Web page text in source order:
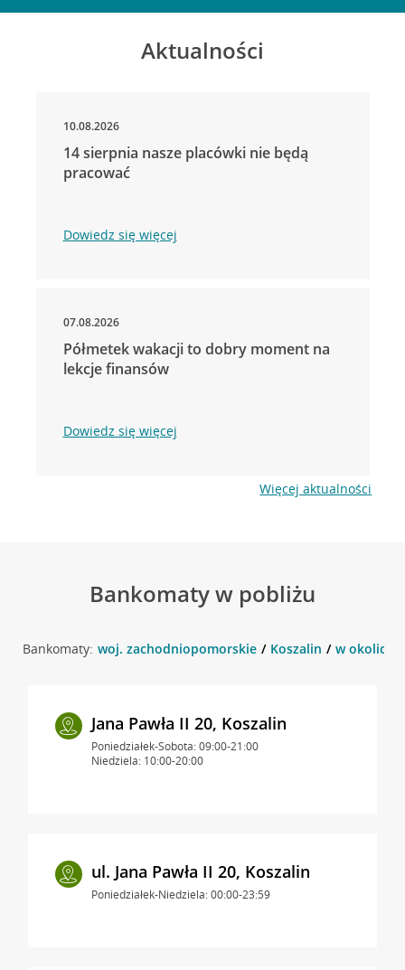
Aktualności
10.08.2026
14 sierpnia nasze placówki nie będą
pracować
Dowiedz się więcej
07.08.2026
Półmetek wakacji to dobry moment na
lekcje finansów
Dowiedz się więcej
Więcej aktualności
Bankomaty w pobliżu
Bankomaty: woj. zachodniopomorskie Koszalin w okolicy
Jana Pawła II 20, Koszalin
Poniedziałek-Sobota: 09:00-21:00
Niedziela: 10:00-20:00
ul. Jana Pawła II 20, Koszalin
Poniedziałek-Niedziela: 00:00-23:59